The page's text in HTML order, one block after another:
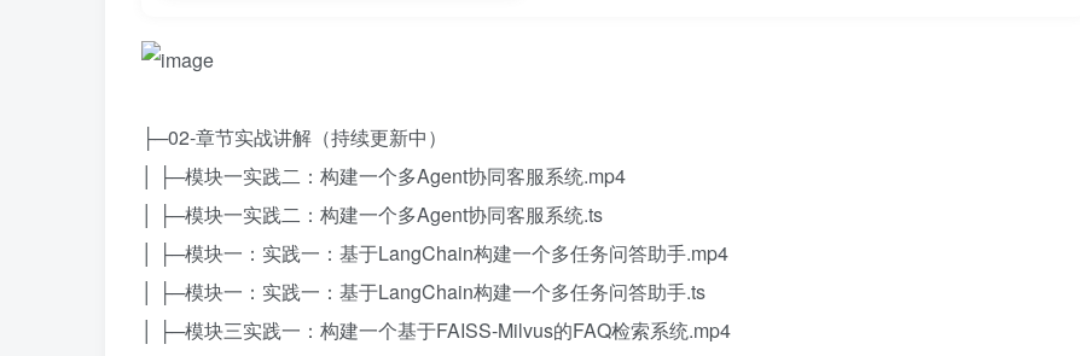
├─02-章节实战讲解（持续更新中）
│ ├─模块一实践二：构建一个多Agent协同客服系统.mp4
│ ├─模块一实践二：构建一个多Agent协同客服系统.ts
│ ├─模块一：实践一：基于LangChain构建一个多任务问答助手.mp4
│ ├─模块一：实践一：基于LangChain构建一个多任务问答助手.ts
│ ├─模块三实践一：构建一个基于FAISS-Milvus的FAQ检索系统.mp4